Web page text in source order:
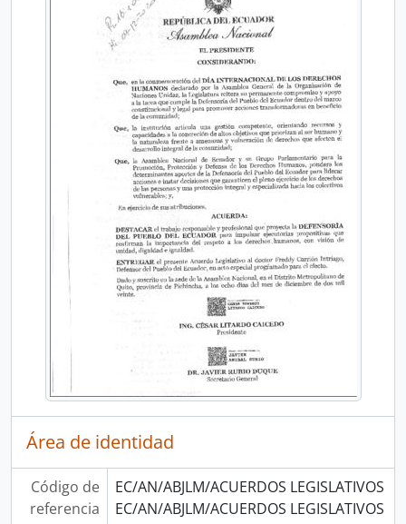
Área de identidad
Código de
referencia
EC/AN/ABJLM/ACUERDOS LEGISLATIVOS
EC/AN/ABJLM/ACUERDOS LEGISLATIVOS